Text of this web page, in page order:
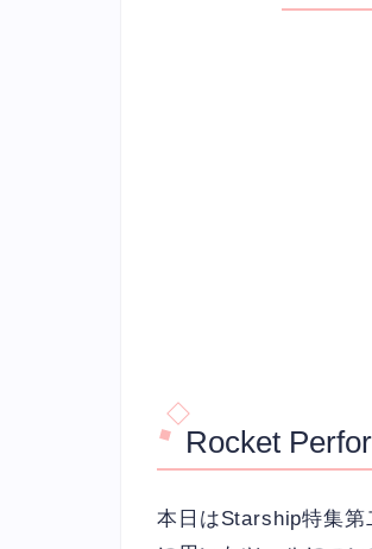
Rocket
本日はStarship特集第